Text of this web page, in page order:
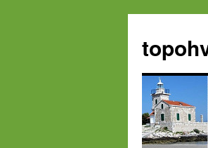
springen